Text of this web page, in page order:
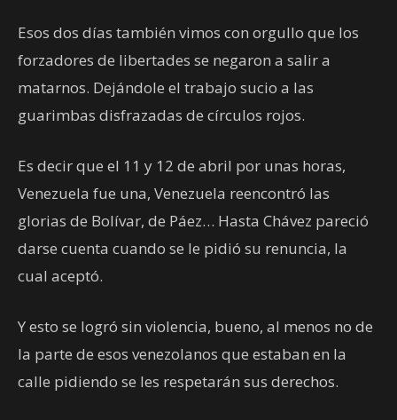
Esos dos días también vimos con orgullo que los
forzadores de libertades se negaron a salir a
matarnos. Dejándole el trabajo sucio a las
guarimbas disfrazadas de círculos rojos.
Es decir que el 11 y 12 de abril por unas horas,
Venezuela fue una, Venezuela reencontró las
glorias de Bolívar, de Páez… Hasta Chávez pareció
darse cuenta cuando se le pidió su renuncia, la
cual aceptó.
Y esto se logró sin violencia, bueno, al menos no de
la parte de esos venezolanos que estaban en la
calle pidiendo se les respetarán sus derechos.